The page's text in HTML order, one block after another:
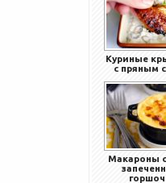
Куриные
с пряным
Макароны